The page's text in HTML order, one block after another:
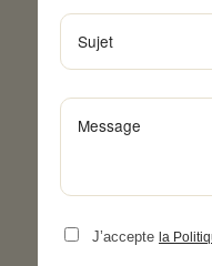
J’accepte la